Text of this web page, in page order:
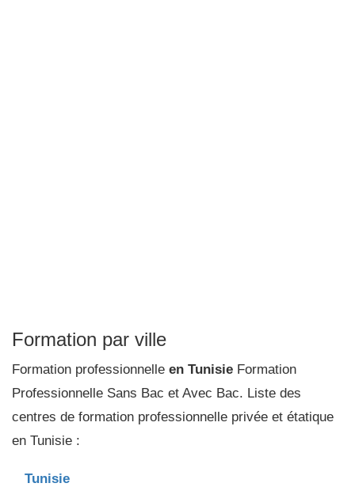
Formation par ville
Formation professionnelle en Tunisie Formation
Professionnelle Sans Bac et Avec Bac. Liste des
centres de formation professionnelle privée et étatique
en Tunisie :
Tunisie